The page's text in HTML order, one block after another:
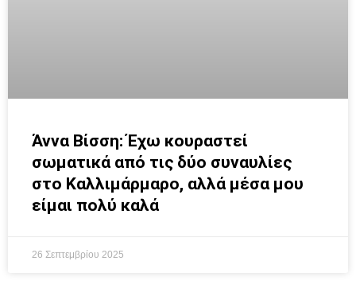
Άννα Βίσση: Έχω κουραστεί
σωματικά από τις δύο συναυλίες
στο Καλλιμάρμαρο, αλλά μέσα μου
είμαι πολύ καλά
26 Σεπτεμβρίου 2025